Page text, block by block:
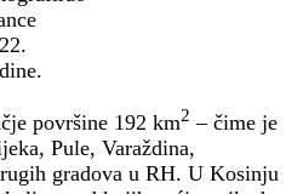
površine 192 km2 – čime je
Pule, Varaždina,
gradova u RH. U Kosinju